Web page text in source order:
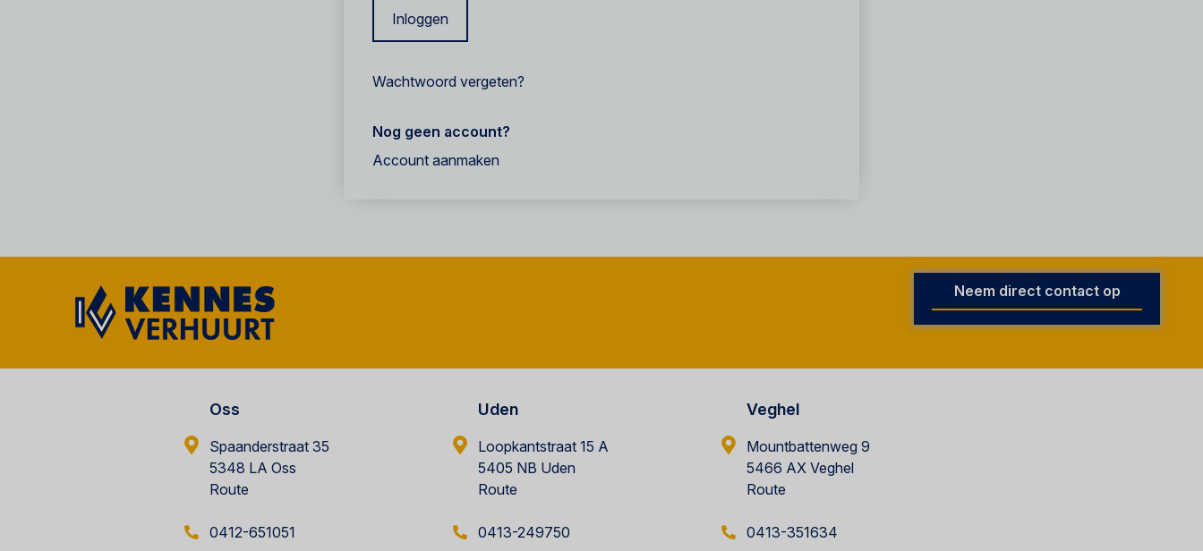
Inloggen
Wachtwoord vergeten?
Nog geen account?
Account aanmaken
Neem direct contact op
Oss
Spaanderstraat 35
5348 LA Oss
Route
0412-651051
Uden
Loopkantstraat 15 A
5405 NB Uden
Route
0413-249750
Veghel
Mountbattenweg 9
5466 AX Veghel
Route
0413-351634